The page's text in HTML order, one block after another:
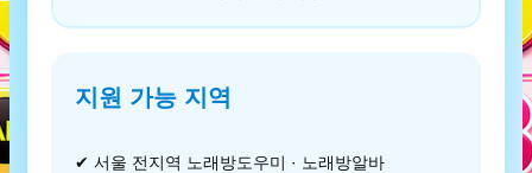
지원 가능 지역
✔ 서울 전지역 노래방도우미 · 노래방알바